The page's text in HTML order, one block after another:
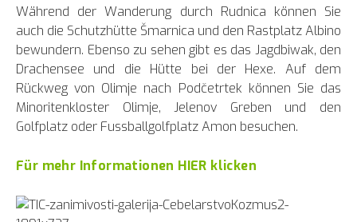
Während der Wanderung durch Rudnica können Sie
auch die Schutzhütte Šmarnica und den Rastplatz Albino
bewundern. Ebenso zu sehen gibt es das Jagdbiwak, den
Drachensee und die Hütte bei der Hexe. Auf dem
Rückweg von Olimje nach Podčetrtek können Sie das
Minoritenkloster Olimje, Jelenov Greben und den
Golfplatz oder Fussballgolfplatz Amon besuchen.
Für mehr Informationen HIER klicken